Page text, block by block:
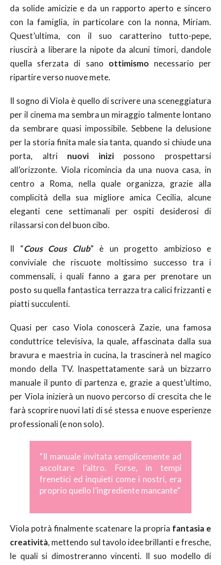
da solide amicizie e da un rapporto aperto e sincero
con la famiglia, in particolare con la nonna, Miriam.
Quest’ultima, con il suo caratterino tutto-pepe,
riuscirà a liberare la nipote da alcuni timori, dandole
quella sferzata di sano ottimismo necessario per
ripartire verso nuove mete.
Il sogno di Viola è quello di scrivere una sceneggiatura
per il cinema ma sembra un miraggio talmente lontano
da sembrare quasi impossibile. Sebbene la delusione
per la storia finita male sia tanta, quando si chiude una
porta, altri nuovi inizipossono prospettarsi
all’orizzonte. Viola ricomincia da una nuova casa, in
centro a Roma, nella quale organizza, grazie alla
complicità della sua migliore amica Cecilia, alcune
eleganti cene settimanali per ospiti desiderosi di
rilassarsi con del buon cibo.
Il “Cous Cous Club” è un progetto ambizioso e
conviviale che riscuote moltissimo successo tra i
commensali, i quali fanno a gara per prenotare un
posto su quella fantastica terrazza tra calici frizzanti e
piatti succulenti.
Quasi per caso Viola conoscerà Zazie, una famosa
conduttrice televisiva, la quale, affascinata dalla sua
bravura e maestria in cucina, la trascinerà nel magico
mondo della TV. Inaspettatamente sarà un bizzarro
manuale il punto di partenza e, grazie a quest’ultimo,
per Viola inizierà un nuovo percorso di crescita che le
farà scoprire nuovi lati di sé stessa e nuove esperienze
professionali (e non solo).
“Il manuale invitata semplicemente ad
ascoltare l’altro. Forse, in tempi
frenetici ed inquieti come i nostri, era
proprio quello l’ingrediente mancante”
Viola potrà finalmente scatenare la propria fantasia e
creatività, mettendo sul tavolo idee brillanti e fresche,
le quali si dimostreranno vincenti. Il suo modello di